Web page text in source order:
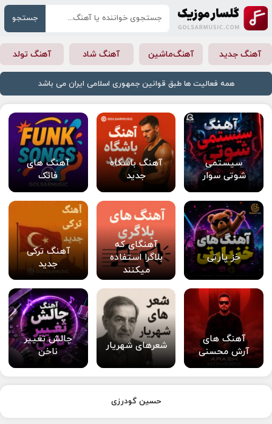
جستجو
آهنگ جدید آهنگ‌ماشین آهنگ شاد آهنگ تولد
همه فعالیت ها طبق قوانین جمهوری اسلامی ایران می باشد
سیستمی
شوتی سوار
آهنگ باشگاه
جدید
آهنگ های
فانک
خز پارتی
آهنگای که
بلاگرا استفاده
میکنند
آهنگ ترکی
جدید
آهنگ های
آرش محسنی
شعرهای شهریار
چالش تغییر
ناخن
حسین گودرزی